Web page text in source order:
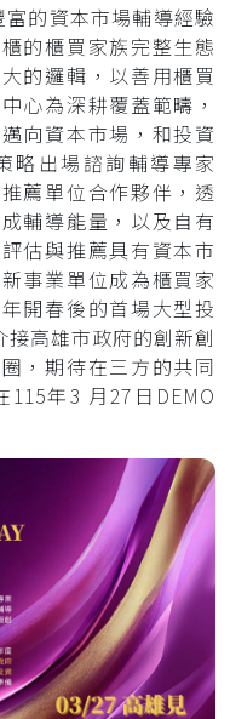
的資本市場輔導經驗
的櫃買家族完整生態
的邏輯，以善用櫃買
心為深耕覆蓋範疇，
向資本市場，和投資
略出場諮詢輔導專家
薦單位合作夥伴，透
輔導能量，以及自有
估與推薦具有資本市
事業單位成為櫃買家
開春後的首場大型投
接高雄市政府的創新創
，期待在三方的共同
年3 月27日DEMO